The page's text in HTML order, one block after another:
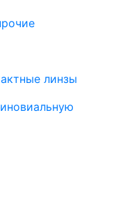
линзы